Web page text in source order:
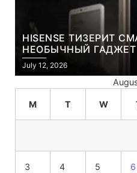
HISENSE ТИЗЕРИТ
НЕОБЫЧНЫЙ ГАДЖЕТ
СЪЕМНОЙ LCD-
КОНТЕНТА И
July 12, 2026
M T W
3 4 5 6